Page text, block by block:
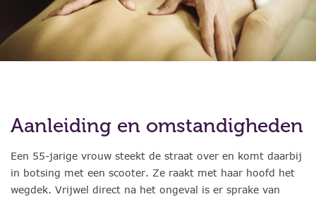
Aanleiding en omstandigheden
Een 55-jarige vrouw steekt de straat over en komt daarbij
in botsing met een scooter. Ze raakt met haar hoofd het
wegdek. Vrijwel direct na het ongeval is er sprake van